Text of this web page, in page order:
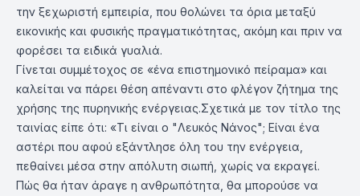
την ξεχωριστή εμπειρία, που θολώνει τα όρια μεταξύ
εικονικής και φυσικής πραγματικότητας, ακόμη και πριν να
φορέσει τα ειδικά γυαλιά.
Γίνεται συμμέτοχος σε «ένα επιστημονικό πείραμα» και
καλείται να πάρει θέση απέναντι στο φλέγον ζήτημα της
χρήσης της πυρηνικής ενέργειας.Σχετικά με τον τίτλο της
ταινίας είπε ότι: «Τι είναι ο "Λευκός Νάνος"; Είναι ένα
αστέρι που αφού εξάντλησε όλη του την ενέργεια,
πεθαίνει μέσα στην απόλυτη σιωπή, χωρίς να εκραγεί.
Πώς θα ήταν άραγε η ανθρωπότητα, θα μπορούσε να